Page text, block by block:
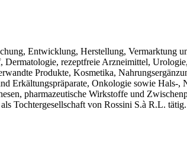
Entwicklung, Herstellung, Vermarktung
rezeptfreie Arzneimittel,
Produkte, Kosmetika,
Erkältungspräparate, Onkologie sowie Hals-,
pharmazeutische Wirkstoffe und
Tochtergesellschaft von Rossini S.à R.L. tätig.